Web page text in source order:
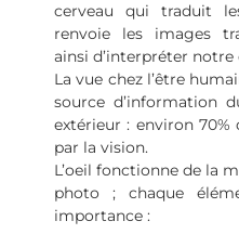
cerveau qui traduit
renvoie les images
ainsi d’interpréter
La vue chez l’être
source d’information
extérieur : environ
par la vision.
L’oeil fonctionne de la
photo ; chaque
importance :